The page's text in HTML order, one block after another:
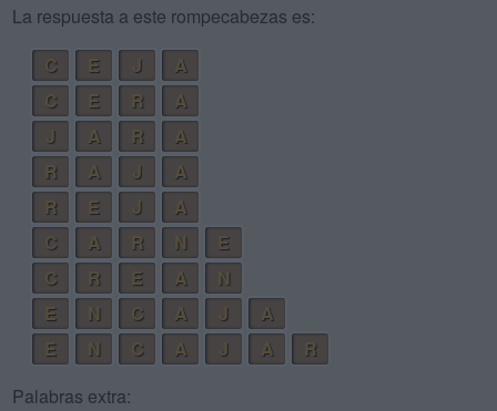
La respuesta a este rompecabezas es:
C
E J
A
C
E R
A
J
A R
A
R
A J
A
R
E J
A
C
A R N
E
C
R E A
N
E
N C A J
A
E
N C A J A
R
Palabras extra: